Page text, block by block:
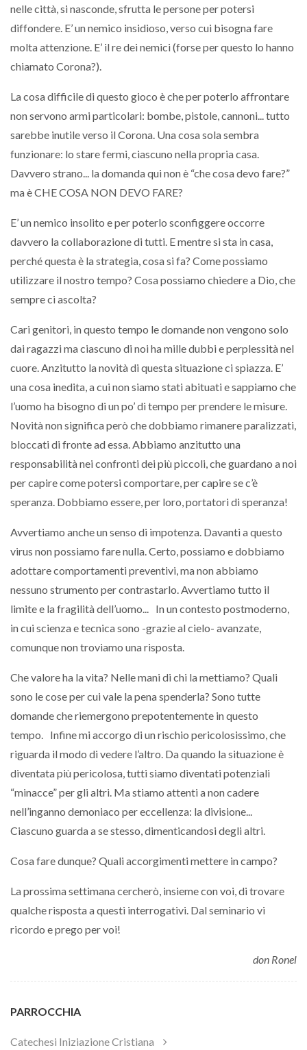
nelle città, si nasconde, sfrutta le persone per potersi
diffondere. E’ un nemico insidioso, verso cui bisogna fare
molta attenzione. E’ il re dei nemici (forse per questo lo hanno
chiamato Corona?).
La cosa difficile di questo gioco è che per poterlo affrontare
non servono armi particolari: bombe, pistole, cannoni... tutto
sarebbe inutile verso il Corona. Una cosa sola sembra
funzionare: lo stare fermi, ciascuno nella propria casa.
Davvero strano... la domanda qui non è “che cosa devo fare?”
ma è CHE COSA NON DEVO FARE?
E’ un nemico insolito e per poterlo sconfiggere occorre
davvero la collaborazione di tutti. E mentre si sta in casa,
perché questa è la strategia, cosa si fa? Come possiamo
utilizzare il nostro tempo? Cosa possiamo chiedere a Dio, che
sempre ci ascolta?
Cari genitori, in questo tempo le domande non vengono solo
dai ragazzi ma ciascuno di noi ha mille dubbi e perplessità nel
cuore. Anzitutto la novità di questa situazione ci spiazza. E’
una cosa inedita, a cui non siamo stati abituati e sappiamo che
l’uomo ha bisogno di un po’ di tempo per prendere le misure.
Novità non significa però che dobbiamo rimanere paralizzati,
bloccati di fronte ad essa. Abbiamo anzitutto una
responsabilità nei confronti dei più piccoli, che guardano a noi
per capire come potersi comportare, per capire se c’è
speranza. Dobbiamo essere, per loro, portatori di speranza!
Avvertiamo anche un senso di impotenza. Davanti a questo
virus non possiamo fare nulla. Certo, possiamo e dobbiamo
adottare comportamenti preventivi, ma non abbiamo
nessuno strumento per contrastarlo. Avvertiamo tutto il
limite e la fragilità dell’uomo... In un contesto postmoderno,
in cui scienza e tecnica sono -grazie al cielo- avanzate,
comunque non troviamo una risposta.
Che valore ha la vita? Nelle mani di chi la mettiamo? Quali
sono le cose per cui vale la pena spenderla? Sono tutte
domande che riemergono prepotentemente in questo
tempo. Infine mi accorgo di un rischio pericolosissimo, che
riguarda il modo di vedere l’altro. Da quando la situazione è
diventata più pericolosa, tutti siamo diventati potenziali
“minacce” per gli altri. Ma stiamo attenti a non cadere
nell’inganno demoniaco per eccellenza: la divisione...
Ciascuno guarda a se stesso, dimenticandosi degli altri.
Cosa fare dunque? Quali accorgimenti mettere in campo?
La prossima settimana cercherò, insieme con voi, di trovare
qualche risposta a questi interrogativi. Dal seminario vi
ricordo e prego per voi!
don Ronel
PARROCCHIA
Catechesi Iniziazione Cristiana